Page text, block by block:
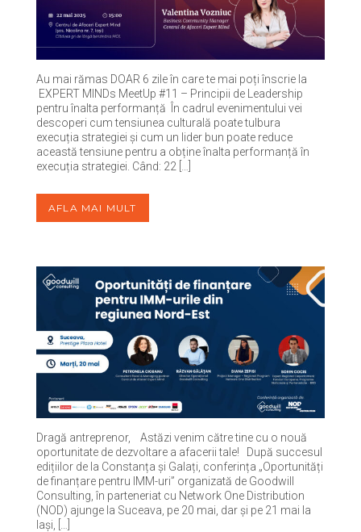
Au mai rămas DOAR 6 zile în care te mai poți înscrie la
EXPERT MINDs MeetUp #11 – Principii de Leadership
pentru înalta performanță În cadrul evenimentului vei
descoperi cum tensiunea culturală poate tulbura
execuția strategiei și cum un lider bun poate reduce
această tensiune pentru a obține înalta performanță în
execuția strategiei. Când: 22 […]
AFLA MAI MULT
Dragă antreprenor, Astăzi venim către tine cu o nouă
oportunitate de dezvoltare a afacerii tale! După succesul
edițiilor de la Constanța și Galați, conferința „Oportunități
de finanțare pentru IMM-uri” organizată de Goodwill
Consulting, în parteneriat cu Network One Distribution
(NOD) ajunge la Suceava, pe 20 mai, dar și pe 21 mai la
Iași, […]